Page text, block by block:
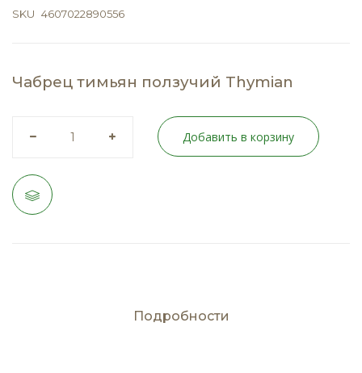
SKU 4607022890556
Чабрец тимьян ползучий Thymian
Добавить в корзину
Подробности